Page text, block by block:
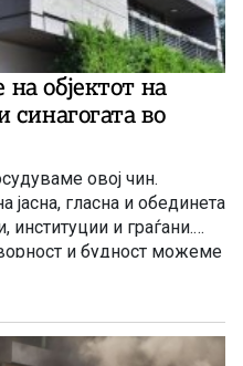
објектот на
синагогата во
овој чин.
гласна и обединета
институции и граѓани.
и будност можеме
никогаш повеќе да не